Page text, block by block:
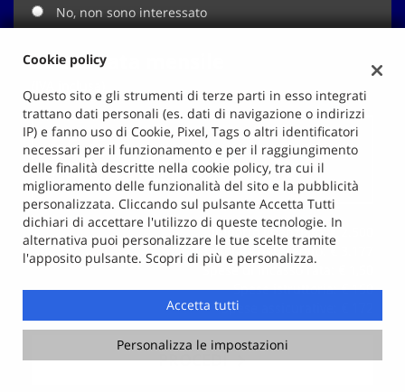
No, non sono interessato
La tua rata mensile
66 €
T.A.N. 8,06% - T.A.E.G. 16,82%
Importo finanziato: €2.500
Costo totale del credito: €
Spese di incasso rata: €
Spese istruttoria: €150
Spese assicurative: €
PROCEDI
Cookie policy
Questo sito e gli strumenti di terze parti in esso integrati
trattano dati personali (es. dati di navigazione o indirizzi
IP) e fanno uso di Cookie, Pixel, Tags o altri identificatori
necessari per il funzionamento e per il raggiungimento
delle finalità descritte nella cookie policy, tra cui il
miglioramento delle funzionalità del sito e la pubblicità
personalizzata. Cliccando sul pulsante Accetta Tutti
dichiari di accettare l'utilizzo di queste tecnologie. In
alternativa puoi personalizzare le tue scelte tramite
l'apposito pulsante. Scopri di più e personalizza.
Accetta tutti
Personalizza le impostazioni